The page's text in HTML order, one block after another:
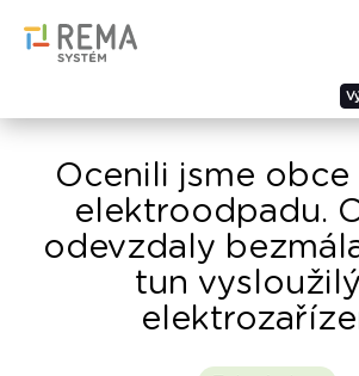
Ocenili jsme obce
elektroodpadu.
odevzdaly
tun